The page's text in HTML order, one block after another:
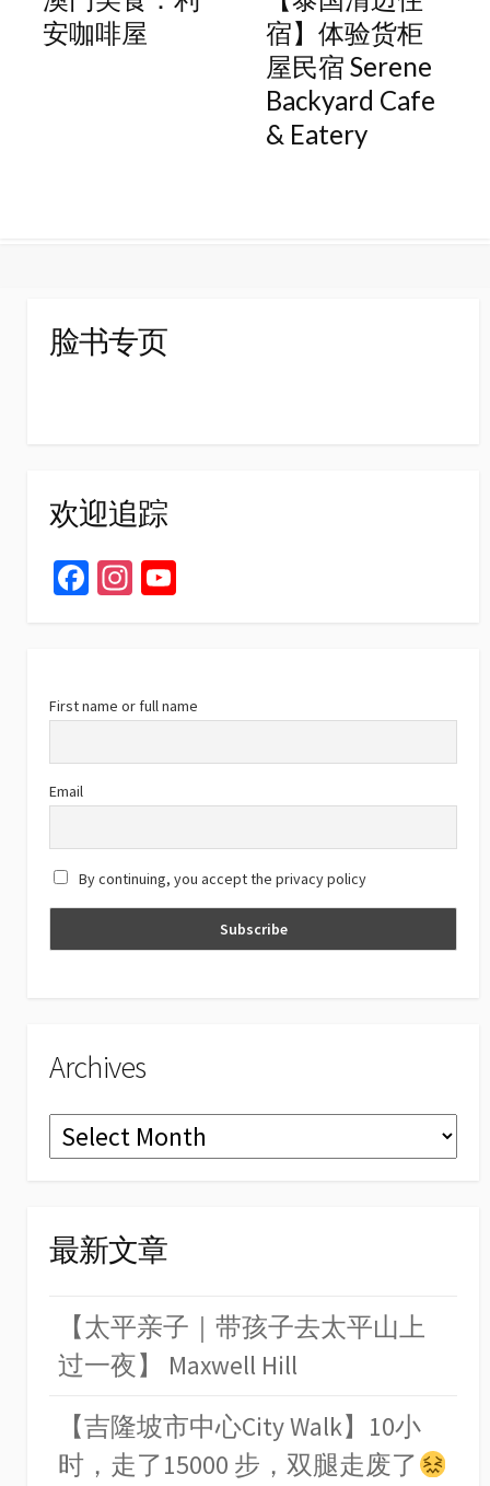
安咖啡屋
宿】体验货柜
屋民宿 Serene
Backyard Cafe
& Eatery
脸书专页
欢迎追踪
Fa
o
k
In
m b
e
a
n
el
First name or full name
Email
By continuing, you accept the privacy policy
Archives
Archives
最新文章
【太平亲子｜带孩子去太平山上
过一夜】 Maxwell Hill
【吉隆坡市中心City Walk】10小
时，走了15000 步，双腿走废了